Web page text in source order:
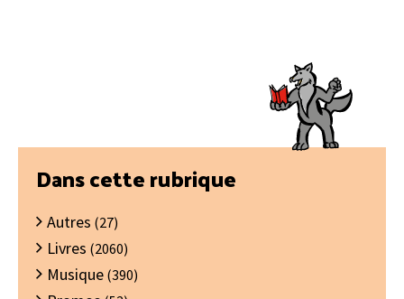
Barre
latérale
principale
Dans cette rubrique
Autres (27)
Livres (2060)
Musique (390)